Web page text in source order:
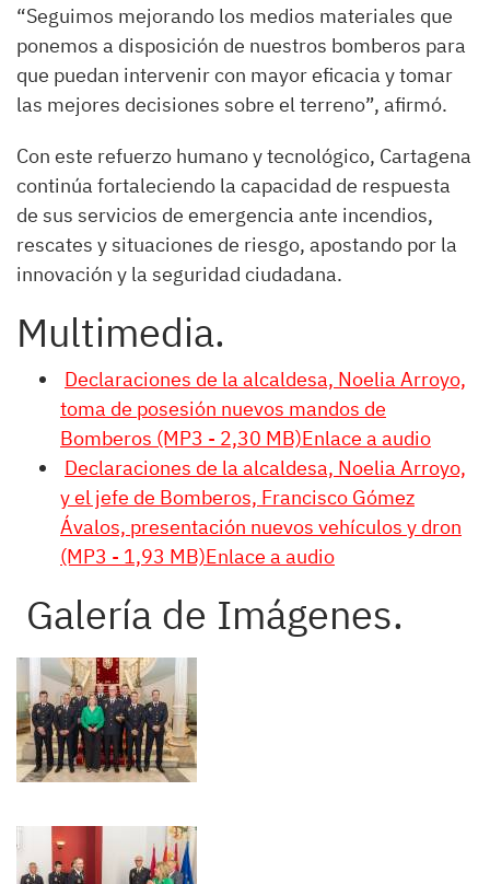
“Seguimos mejorando los medios materiales que
ponemos a disposición de nuestros bomberos para
que puedan intervenir con mayor eficacia y tomar
las mejores decisiones sobre el terreno”, afirmó.
Con este refuerzo humano y tecnológico, Cartagena
continúa fortaleciendo la capacidad de respuesta
de sus servicios de emergencia ante incendios,
rescates y situaciones de riesgo, apostando por la
innovación y la seguridad ciudadana.
Multimedia.
Declaraciones de la alcaldesa, Noelia Arroyo,
toma de posesión nuevos mandos de
Bomberos (MP3 - 2,30 MB)Enlace a audio
Declaraciones de la alcaldesa, Noelia Arroyo,
y el jefe de Bomberos, Francisco Gómez
Ávalos, presentación nuevos vehículos y dron
(MP3 - 1,93 MB)Enlace a audio
Galería de Imágenes.